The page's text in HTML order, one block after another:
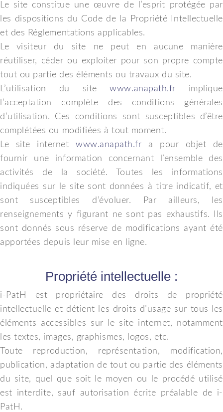
Le site constitue une œuvre de l’esprit protégée par
les dispositions du Code de la Propriété Intellectuelle
et des Réglementations applicables.
Le visiteur du site ne peut en aucune manière
réutiliser, céder ou exploiter pour son propre compte
tout ou partie des éléments ou travaux du site.
L’utilisation du sitewww.anapath.fr implique
l’acceptation complète des conditions générales
d’utilisation. Ces conditions sont susceptibles d’être
complétées ou modifiées à tout moment.
Le site internetwww.anapath.fr a pour objet de
fournir une information concernant l’ensemble des
activités de la société. Toutes les informations
indiquées sur le site sont données à titre indicatif, et
sont susceptibles d’évoluer. Par ailleurs, les
renseignements y figurant ne sont pas exhaustifs. Ils
sont donnés sous réserve de modifications ayant été
apportées depuis leur mise en ligne.
Propriété intellectuelle :
i-PatH est propriétaire des droits de propriété
intellectuelle et détient les droits d’usage sur tous les
éléments accessibles sur le site internet, notamment
les textes, images, graphismes, logos, etc.
Toute reproduction, représentation, modification,
publication, adaptation de tout ou partie des éléments
du site, quel que soit le moyen ou le procédé utilisé
est interdite, sauf autorisation écrite préalable de i-
PatH.